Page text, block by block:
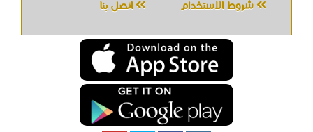
شروط الاستخدام
اتصل بنا